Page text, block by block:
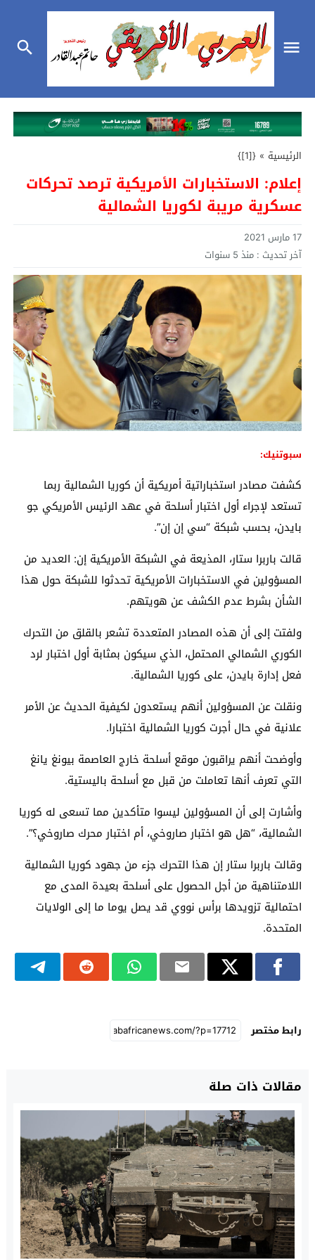
الرئيسية »
{[1]}
إعلام: الاستخبارات الأمريكية ترصد تحركات
عسكرية مريبة لكوريا الشمالية
17 مارس 2021
آخر تحديث : منذ 5 سنوات
سبوتنيك:
كشفت مصادر استخباراتية أمريكية أن كوريا الشمالية ربما
تستعد لإجراء أول اختبار أسلحة في عهد الرئيس الأمريكي جو
بايدن، بحسب شبكة “سي إن إن”.
قالت باربرا ستار، المذيعة في الشبكة الأمريكية إن: العديد من
المسؤولين في الاستخبارات الأمريكية تحدثوا للشبكة حول هذا
الشأن بشرط عدم الكشف عن هويتهم.
ولفتت إلى أن هذه المصادر المتعددة تشعر بالقلق من التحرك
الكوري الشمالي المحتمل، الذي سيكون بمثابة أول اختبار لرد
فعل إدارة بايدن، على كوريا الشمالية.
ونقلت عن المسؤولين أنهم يستعدون لكيفية الحديث عن الأمر
علانية في حال أجرت كوريا الشمالية اختبارا.
وأوضحت أنهم يراقبون موقع أسلحة خارج العاصمة بيونغ يانغ
التي تعرف أنها تعاملت من قبل مع أسلحة باليستية.
وأشارت إلى أن المسؤولين ليسوا متأكدين مما تسعى له كوريا
الشمالية، “هل هو اختبار صاروخي، أم اختبار محرك صاروخي؟”.
وقالت باربرا ستار إن هذا التحرك جزء من جهود كوريا الشمالية
اللامتناهية من أجل الحصول على أسلحة بعيدة المدى مع
احتمالية تزويدها برأس نووي قد يصل يوما ما إلى الولايات
المتحدة.
رابط مختصر
مقالات ذات صلة